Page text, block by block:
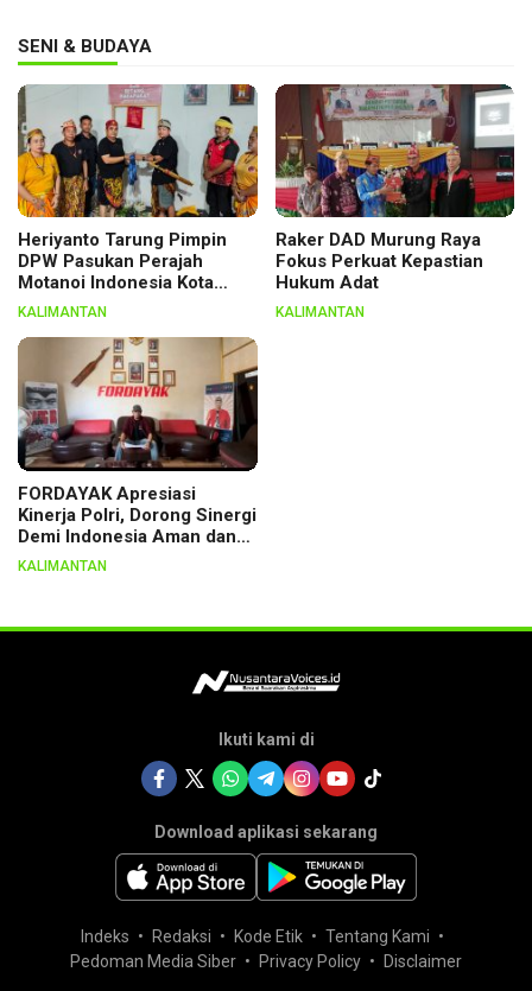
SENI & BUDAYA
Heriyanto Tarung Pimpin
DPW Pasukan Perajah
Motanoi Indonesia Kota
Palangka Raya, Dikukuhkan
KALIMANTAN
Raker DAD Murung Raya
Fokus Perkuat Kepastian
Hukum Adat
KALIMANTAN
FORDAYAK Apresiasi
Kinerja Polri, Dorong Sinergi
Demi Indonesia Aman dan
Berkeadilan
KALIMANTAN
Ikuti kami di
Download aplikasi sekarang
Indeks Redaksi Kode Etik
Tentang Kami
Pedoman Media Siber
Privacy Policy Disclaimer